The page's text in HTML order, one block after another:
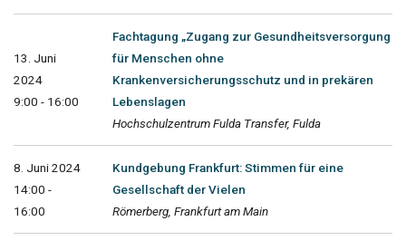
13. Juni
2024
9:00 - 16:00
Fachtagung „Zugang zur Gesundheitsversorgung
für Menschen ohne
Krankenversicherungsschutz und in prekären
Lebenslagen
Hochschulzentrum Fulda Transfer, Fulda
8. Juni 2024
14:00 -
16:00
Kundgebung Frankfurt: Stimmen für eine
Gesellschaft der Vielen
Römerberg, Frankfurt am Main